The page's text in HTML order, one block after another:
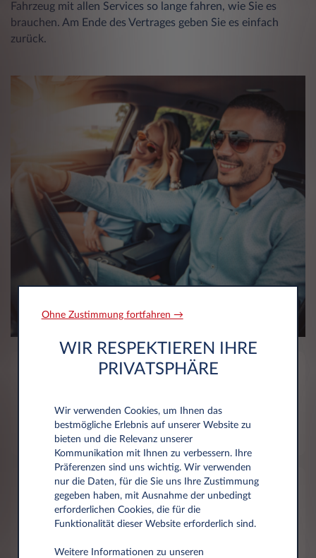
Fahrzeug mit allen Services so lange fahren, wie Sie es
brauchen. Am Ende des Vertrages geben Sie es einfach
zurück.
Liquidität
Keine finanziellen
Risiken
Ohne Zustimmung fortfahren →
WIR RESPEKTIEREN IHRE
PRIVATSPHÄRE
Wir verwenden Cookies, um Ihnen das
bestmögliche Erlebnis auf unserer Website zu
bieten und die Relevanz unserer
Kommunikation mit Ihnen zu verbessern. Ihre
Präferenzen sind uns wichtig. Wir verwenden
nur die Daten, für die Sie uns Ihre Zustimmung
gegeben haben, mit Ausnahme der unbedingt
erforderlichen Cookies, die für die
Funktionalität dieser Website erforderlich sind.
Weitere Informationen zu unseren